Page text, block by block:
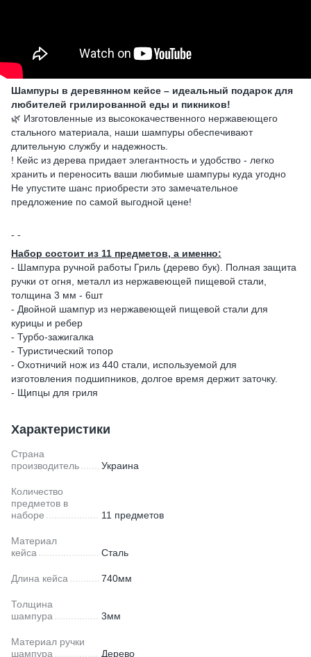
Шампуры в деревянном кейсе – идеальный подарок для
любителей грилированной еды и пикников!
🌿 Изготовленные из высококачественного нержавеющего
стального материала, наши шампуры обеспечивают
длительную службу и надежность.
! Кейс из дерева придает элегантность и удобство - легко
хранить и переносить ваши любимые шампуры куда угодно
Не упустите шанс приобрести это замечательное
предложение по самой выгодной цене!
- -
Набор состоит из 11 предметов, а именно:
- Шампура ручной работы Гриль (дерево бук). Полная защита
ручки от огня, металл из нержавеющей пищевой стали,
толщина 3 мм - 6шт
- Двойной шампур из нержавеющей пищевой стали для
курицы и ребер
- Турбо-зажигалка
- Туристический топор
- Охотничий нож из 440 стали, используемой для
изготовления подшипников, долгое время держит заточку.
- Щипцы для гриля
Характеристики
Страна
производитель
Украина
Количество
предметов в
наборе
11 предметов
Материал
кейса
Сталь
Длина кейса 740мм
Толщина
шампура
3мм
Материал ручки
шампура
Дерево